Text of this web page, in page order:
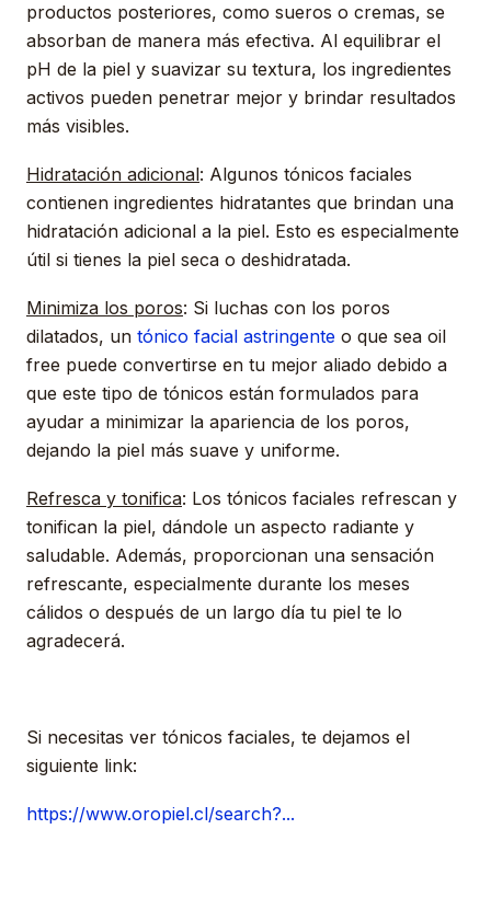
productos posteriores, como sueros o cremas, se
absorban de manera más efectiva. Al equilibrar el
pH de la piel y suavizar su textura, los ingredientes
activos pueden penetrar mejor y brindar resultados
más visibles.
Hidratación adicional: Algunos tónicos faciales
contienen ingredientes hidratantes que brindan una
hidratación adicional a la piel. Esto es especialmente
útil si tienes la piel seca o deshidratada.
Minimiza los poros: Si luchas con los poros
dilatados, un tónico facial astringente o que sea oil
free puede convertirse en tu mejor aliado debido a
que este tipo de tónicos están formulados para
ayudar a minimizar la apariencia de los poros,
dejando la piel más suave y uniforme.
Refresca y tonifica: Los tónicos faciales refrescan y
tonifican la piel, dándole un aspecto radiante y
saludable. Además, proporcionan una sensación
refrescante, especialmente durante los meses
cálidos o después de un largo día tu piel te lo
agradecerá.
Si necesitas ver tónicos faciales, te dejamos el
siguiente link:
https://www.oropiel.cl/search?...